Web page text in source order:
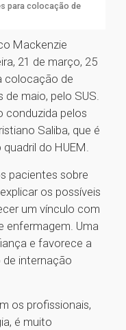
para colocação de
Mackenzie
21 de março, 25
colocação de
maio, pelo SUS.
conduzida pelos
Saliba, que é
do HUEM.
pacientes sobre
os possíveis
um vínculo com
enfermagem. Uma
e favorece a
de internação
os profissionais,
é muito